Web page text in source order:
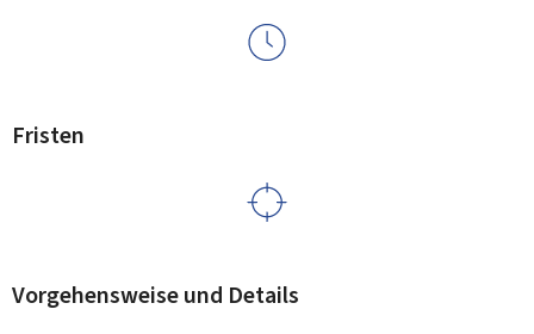
Fristen
Vorgehensweise und Details